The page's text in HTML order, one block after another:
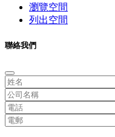
瀏覽空間
列出空間
聯絡我們